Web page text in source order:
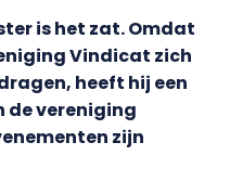
is het zat. Omdat
Vindicat zich
heeft hij een
de vereniging
zijn